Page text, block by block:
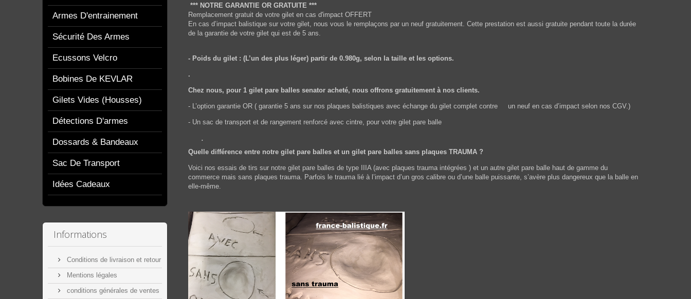
Armes D'entrainement
Sécurité Des Armes
Ecussons Velcro
Bobines De KEVLAR
Gilets Vides (housses)
Détections D'armes
Dossards & Bandeaux
Sac De Transport
Idées Cadeaux
Informations
Conditions de livraison et retour
Mentions légales
conditions générales de ventes
*** NOTRE GARANTIE OR GRATUITE ***
Remplacement gratuit de votre gilet en cas d'impact OFFERT
En cas d’impact balistique sur votre gilet, nous vous le remplaçons par un neuf gratuitement. Cette prestation est aussi gratuite pendant toute la durée
de la garantie de votre gilet qui est de 5 ans.
- Poids du gilet : (L’un des plus léger) partir de 0.980g, selon la taille et les options.
.
Chez nous, pour 1 gilet pare balles senator acheté, nous offrons gratuitement à nos clients.
- L’option garantie OR ( garantie 5 ans sur nos plaques balistiques avec échange du gilet complet contre un neuf en cas d’impact selon nos CGV.)
- Un sac de transport et de rangement renforcé avec cintre, pour votre gilet pare balle
.
Quelle différence entre notre gilet pare balles et un gilet pare balles sans plaques TRAUMA ?
Voici nos essais de tirs sur notre gilet pare balles de type IIIA (avec plaques trauma intégrées ) et un autre gilet pare balle haut de gamme du
commerce mais sans plaques trauma. Parfois le trauma lié à l’impact d’un gros calibre ou d’une balle puissante, s’avère plus dangereux que la balle en
elle-même.